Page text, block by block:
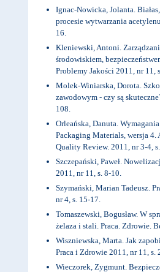
Ignac-Nowicka, Jolanta.
procesie wytwarzania
16.
Kleniewski, Antoni.
środowiskiem,
Problemy Jakości 2011, nr 11,
Molek-Winiarska, Dorota.
zawodowym - czy są
108.
Orleańska, Danuta.
Packaging Materials, wersja
Quality Review. 2011, nr 3-4,
Szczepański, Paweł.
2011, nr 11, s. 8-10.
Szymański, Marian Tadeusz.
nr 4, s. 15-17.
Tomaszewski, Bogusław. W
żelaza i stali. Praca. Zdrowie.
Wiszniewska, Marta. Jak
Praca i Zdrowie 2011, nr 11, s.
Wieczorek, Zygmunt.